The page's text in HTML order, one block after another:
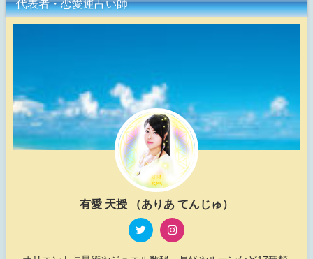
代表者・恋愛運占い師
有愛 天授 （ありあ てんじゅ）